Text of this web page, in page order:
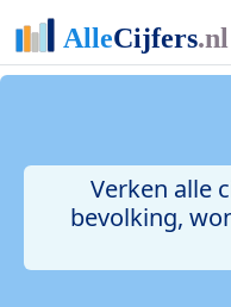
Verken alle
bevolking,